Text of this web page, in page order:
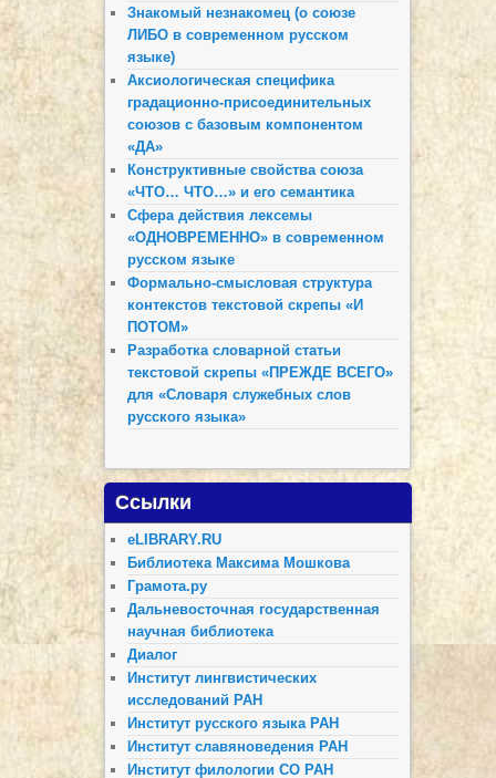
Знакомый незнакомец (о союзе
ЛИБО в современном русском
языке)
Аксиологическая специфика
градационно-присоединительных
союзов с базовым компонентом
«ДА»
Конструктивные свойства союза
«ЧТО… ЧТО…» и его семантика
Сфера действия лексемы
«ОДНОВРЕМЕННО» в современном
русском языке
Формально-смысловая структура
контекстов текстовой скрепы «И
ПОТОМ»
Разработка словарной статьи
текстовой скрепы «ПРЕЖДЕ ВСЕГО»
для «Словаря служебных слов
русского языка»
Ссылки
eLIBRARY.RU
Библиотека Максима Мошкова
Грамота.ру
Дальневосточная государственная
научная библиотека
Диалог
Институт лингвистических
исследований РАН
Институт русского языка РАН
Институт славяноведения РАН
Институт филологии СО РАН